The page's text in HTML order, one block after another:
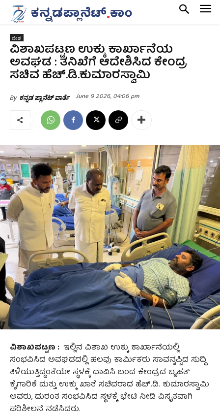
ದೇಶ
ವಿಶಾಖಪಟ್ಟಣ ಉಕ್ಕು ಕಾರ್ಖಾನೆಯ
ಅವಘಡ : ತನಿಖೆಗೆ ಆದೇಶಿಸಿದ ಕೇಂದ್ರ
ಸಚಿವ ಹೆಚ್.ಡಿ.ಕುಮಾರಸ್ವಾಮಿ
By ಕನ್ನಡ ಪ್ಲಾನೆಟ್ ವಾರ್ತೆ June 9 2026, 04:06 pm
ವಿಶಾಖಪಟ್ಟಣ : ಇಲ್ಲಿನ ವಿಶಾಖ ಉಕ್ಕು ಕಾರ್ಖಾನೆಯಲ್ಲಿ
ಸಂಭವಿಸಿದ ಅವಘಡದಲ್ಲಿ ಹಲವು ಕಾರ್ಮಿಕರು ಸಾವನ್ನಪ್ಪಿದ ಸುದ್ದಿ
ತಿಳಿಯುತ್ತಿದ್ದಂತೆಯೇ ಸ್ಥಳಕ್ಕೆ ಧಾವಿಸಿ ಬಂದ ಕೇಂದ್ರದ ಬೃಹತ್
ಕೈಗಾರಿಕೆ ಮತ್ತು ಉಕ್ಕು ಖಾತೆ ಸಚಿವರಾದ ಹೆಚ್.ಡಿ. ಕುಮಾರಸ್ವಾಮಿ
ಅವರು, ದುರಂತ ಸಂಭವಿಸಿದ ಸ್ಥಳಕ್ಕೆ ಭೇಟಿ ನೀಡಿ ವಿಸೃತವಾಗಿ
ಪರಿಶೀಲನೆ ನಡೆಸಿದರು.